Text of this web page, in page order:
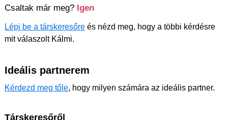
Csaltak már meg? Igen
Lépj be a társkeresőre és nézd meg, hogy a többi kérdésre
mit válaszolt Kálmi.
Ideális partnerem
Kérdezd meg tőle, hogy milyen számára az ideális partner.
Társkeresőről